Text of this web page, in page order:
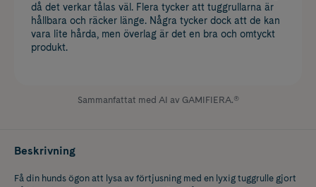
då det verkar tålas väl. Flera tycker att tuggrullarna är
hållbara och räcker länge. Några tycker dock att de kan
vara lite hårda, men överlag är det en bra och omtyckt
produkt.
Sammanfattat med AI av GAMIFIERA.®
Beskrivning
Få din hunds ögon att lysa av förtjusning med en lyxig tuggrulle gjort